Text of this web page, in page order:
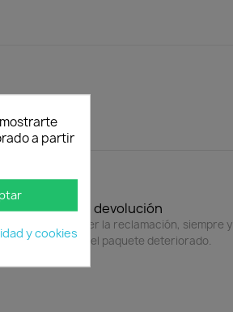
Política de devolución
horas para hacer la reclamación, siempre y
adjunte foto del paquete deteriorado.
a partir
y cookies